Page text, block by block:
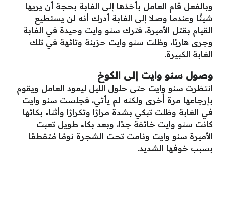
وبالفعل قام العامل بأخذها إلى الغابة بحجة أن يريها
شيئًا وعندما وصلا إلى الغابة أدرك أنه لن يستطيع
القيام بقتل الأميرة، فترك سنو وايت وحيدة في الغابة
وجرى هاربًا، وظلت سنو وايت حزينة وتائهة في تلك
الغابة الكبيرة.
وصول سنو وايت إلى الكوخ
انتظرت سنو وايت حتى حلول الليل ليعود العامل ويقوم
بإرجاعها مرة أُخرى ولكنه لم يأتي، فجلست سنو وايت
في الغابة وظلت تبكي بشدة مرارًا وتكرارًا وأثناء بكائها
كانت سنو وايت خائفة جدًا، وبعد بكاء طويل تعبت
الأميرة سنو وايت ونامت تحت الشجرة نومًا مُتقطعًا
بسبب خوفها الشديد.